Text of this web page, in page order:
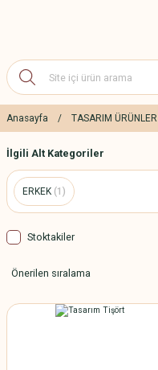
Anasayfa TASARIM ÜRÜNLER
İlgili Alt Kategoriler
ERKEK (1)
Stoktakiler